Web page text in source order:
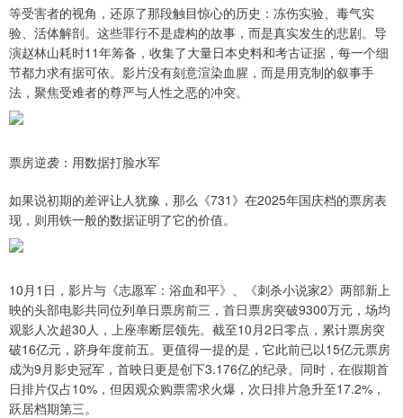
等受害者的视角，还原了那段触目惊心的历史：冻伤实验、毒气实
验、活体解剖。这些罪行不是虚构的故事，而是真实发生的悲剧。导
演赵林山耗时11年筹备，收集了大量日本史料和考古证据，每一个细
节都力求有据可依。影片没有刻意渲染血腥，而是用克制的叙事手
法，聚焦受难者的尊严与人性之恶的冲突。
票房逆袭：用数据打脸水军
如果说初期的差评让人犹豫，那么《731》在2025年国庆档的票房表
现，则用铁一般的数据证明了它的价值。
10月1日，影片与《志愿军：浴血和平》、《刺杀小说家2》两部新上
映的头部电影共同位列单日票房前三，首日票房突破9300万元，场均
观影人次超30人，上座率断层领先。截至10月2日零点，累计票房突
破16亿元，跻身年度前五。更值得一提的是，它此前已以15亿元票房
成为9月影史冠军，首映日更是创下3.176亿的纪录。同时，在假期首
日排片仅占10%，但因观众购票需求火爆，次日排片急升至17.2%，
跃居档期第三。